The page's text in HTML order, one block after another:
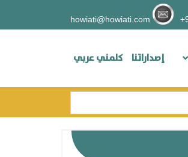
howiati@howiati.com
إصداراتنا كلمني عربي
Type 2 or